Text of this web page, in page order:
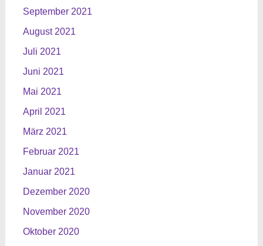
September 2021
August 2021
Juli 2021
Juni 2021
Mai 2021
April 2021
März 2021
Februar 2021
Januar 2021
Dezember 2020
November 2020
Oktober 2020